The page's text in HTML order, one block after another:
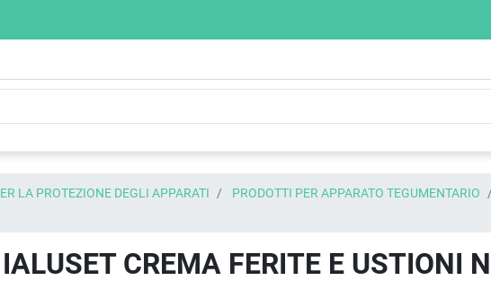
LA PROTEZIONE DEGLI APPARATI PRODOTTI PER APPARATO TEGUMENTARIO
IALUSET CREMA FERITE E USTIONI